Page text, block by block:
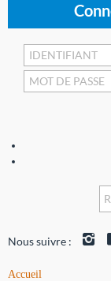
Nous suivre :
Accueil